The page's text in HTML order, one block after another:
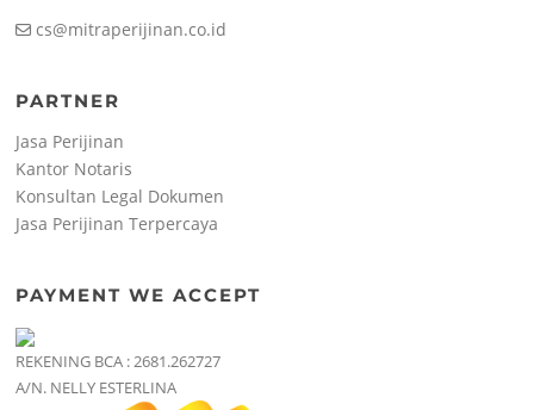
cs@mitraperijinan.co.id
PARTNER
Jasa Perijinan
Kantor Notaris
Konsultan Legal Dokumen
Jasa Perijinan Terpercaya
PAYMENT WE ACCEPT
REKENING BCA : 2681.262727
A/N. NELLY ESTERLINA